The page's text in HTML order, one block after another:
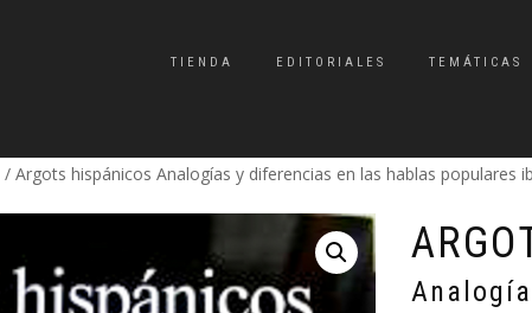
TIENDA EDITORIALES TEMÁTICAS
/ Argots hispánicos Analogías y diferencias en las hablas populares